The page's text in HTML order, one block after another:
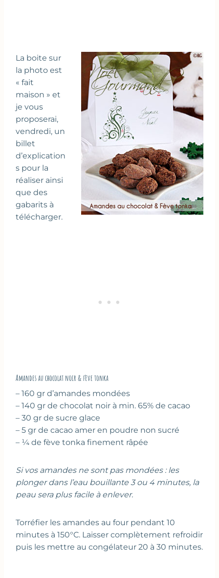
La boite sur
la photo est
« fait
maison » et
je vous
proposerai,
vendredi, un
billet
d’explication
s pour la
réaliser ainsi
que des
gabarits à
télécharger.
Amandes au chocolat noir & fève tonka
– 160 gr d’amandes mondées
– 140 gr de chocolat noir à min. 65% de cacao
– 30 gr de sucre glace
– 5 gr de cacao amer en poudre non sucré
– ¼ de fève tonka finement râpée
Si vos amandes ne sont pas mondées : les
plonger dans l’eau bouillante 3 ou 4 minutes, la
peau sera plus facile à enlever.
Torréfier les amandes au four pendant 10
minutes à 150°C. Laisser complètement refroidir
puis les mettre au congélateur 20 à 30 minutes.